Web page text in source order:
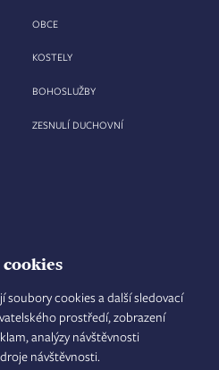
soubory cookies a další sledovací
prostředí, zobrazení
analýzy návštěvnosti
návštěvnosti.
OBCE
KOSTELY
BOHOSLUŽBY
ZESNULÍ DUCHOVNÍ